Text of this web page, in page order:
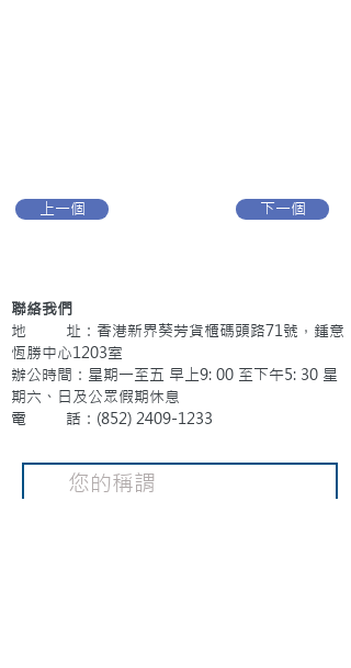
上一個 下一個
聯絡我們
地 址：香港新界葵芳貨櫃碼頭路71號，鍾意
恆勝中心1203室
辦公時間：星期一至五 早上9: 00 至下午5: 30 星
期六、日及公眾假期休息
電 話：(852) 2409-1233